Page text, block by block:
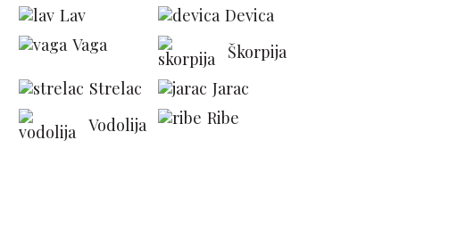
Lav
Devica
Vaga
Škorpija
Strelac
Jarac
Vodolija
Ribe